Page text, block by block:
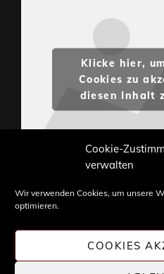
Cookie-
verwalten
Wir verwenden Cookies, um unsere
optimieren.
COOKIES
Klicke hier,
Cookies zu
diesen Inhalt
Weiterverwendung nur
STONE PROG.